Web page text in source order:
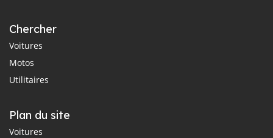
Chercher
Voitures
Motos
Utilitaires
Plan du site
Voitures